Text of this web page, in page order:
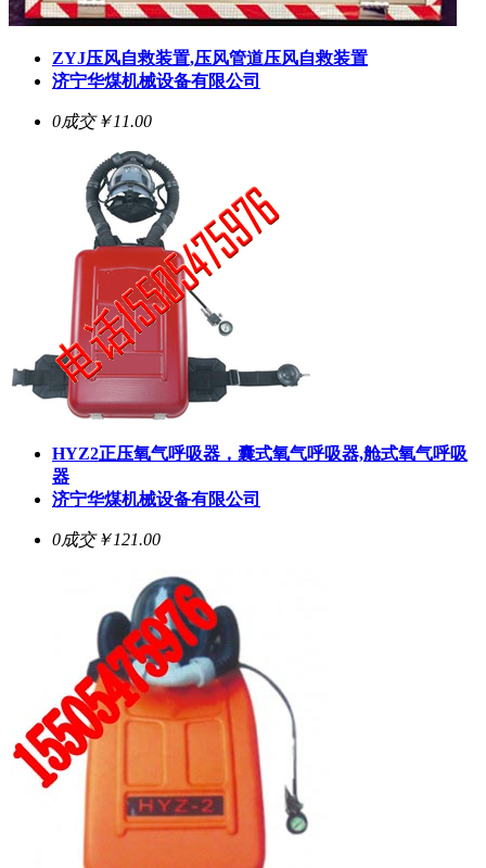
ZYJ压风自救装置,压风管道压风自救装置
济宁华煤机械设备有限公司
0成交￥11.00
HYZ2正压氧气呼吸器，囊式氧气呼吸器,舱式氧气呼吸
器
济宁华煤机械设备有限公司
0成交￥121.00